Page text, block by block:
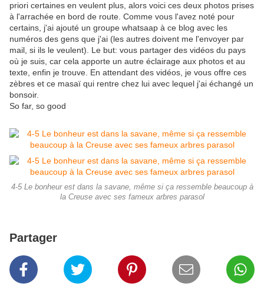
priori certaines en veulent plus, alors voici ces deux photos prises
à l'arrachée en bord de route. Comme vous l'avez noté pour
certains, j'ai ajouté un groupe whatsaap à ce blog avec les
numéros des gens que j'ai (les autres doivent me l'envoyer par
mail, si ils le veulent). Le but: vous partager des vidéos du pays
où je suis, car cela apporte un autre éclairage aux photos et au
texte, enfin je trouve. En attendant des vidéos, je vous offre ces
zèbres et ce masaï qui rentre chez lui avec lequel j'ai échangé un
bonsoir.
So far, so good
4-5 Le bonheur est dans la savane, même si ça ressemble beaucoup à
la Creuse avec ses fameux arbres parasol
Partager